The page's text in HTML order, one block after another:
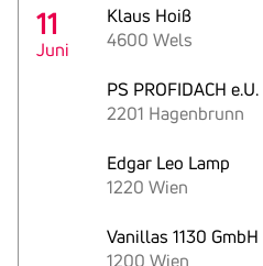
11
Juni
Klaus Hoiß
4600 Wels
PS PROFIDACH e.U.
2201 Hagenbrunn
Edgar Leo Lamp
1220 Wien
Vanillas 1130 GmbH
1200 Wien